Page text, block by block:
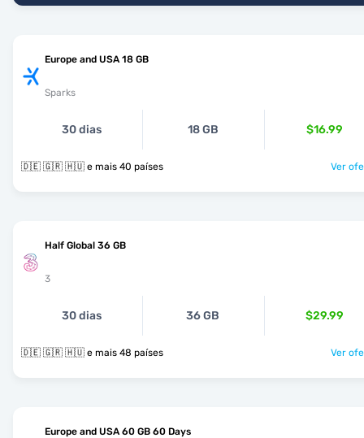
Europe and USA 18 GB
Sparks
30 dias 18 GB $16.99
🇩🇪 🇬🇷 🇭🇺 e mais 40 países Ver
Half Global 36 GB
3
30 dias 36 GB $29.99
🇩🇪 🇬🇷 🇭🇺 e mais 48 países Ver
Europe and USA 60 GB 60 Days